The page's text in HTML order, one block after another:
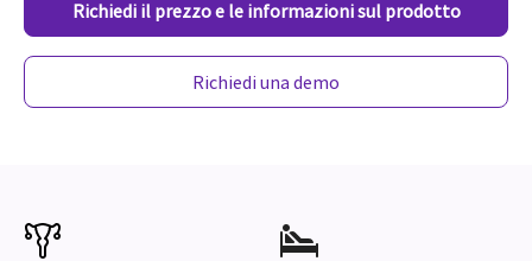
Richiedi il prezzo e le informazioni sul prodotto
Richiedi una demo